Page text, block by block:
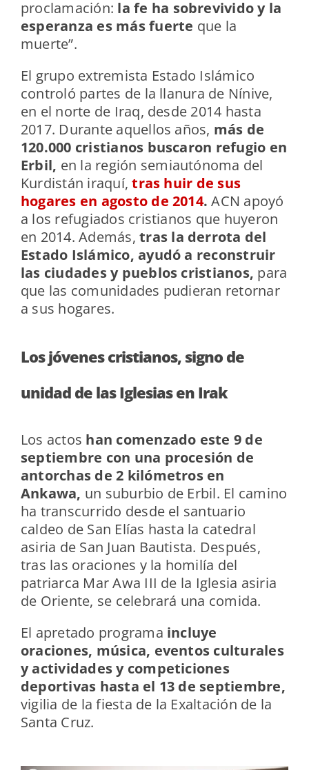
proclamación: la fe ha sobrevivido y la
esperanza es más fuerte que la
muerte”.
El grupo extremista Estado Islámico
controló partes de la llanura de Nínive,
en el norte de Iraq, desde 2014 hasta
2017. Durante aquellos años, más de
120.000 cristianos buscaron refugio en
Erbil, en la región semiautónoma del
Kurdistán iraquí,tras huir de sus
hogares en agosto de 2014. ACN apoyó
a los refugiados cristianos que huyeron
en 2014. Además,tras la derrota del
Estado Islámico, ayudó a reconstruir
las ciudades y pueblos cristianos, para
que las comunidades pudieran retornar
a sus hogares.
Los jóvenes cristianos, signo de
unidad de las Iglesias en Irak
Los actos han comenzado este 9 de
septiembre con una procesión de
antorchas de 2 kilómetros en
Ankawa, un suburbio de Erbil. El camino
ha transcurrido desde el santuario
caldeo de San Elías hasta la catedral
asiria de San Juan Bautista. Después,
tras las oraciones y la homilía del
patriarca Mar Awa III de la Iglesia asiria
de Oriente, se celebrará una comida.
El apretado programa incluye
oraciones, música, eventos culturales
y actividades y competiciones
deportivas hasta el 13 de septiembre,
vigilia de la fiesta de la Exaltación de la
Santa Cruz.